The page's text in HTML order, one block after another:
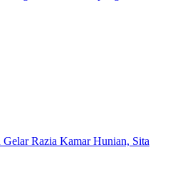
Razia Kamar Hunian, Sita